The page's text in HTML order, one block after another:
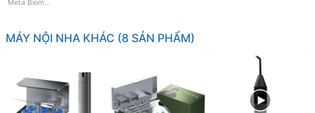
MÁY NỘI NHA KHÁC (8 SẢN PHẨM)